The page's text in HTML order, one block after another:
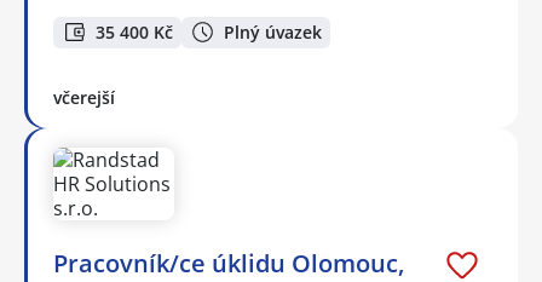
35 400 Kč Plný úvazek
včerejší
Pracovník/ce úklidu Olomouc,